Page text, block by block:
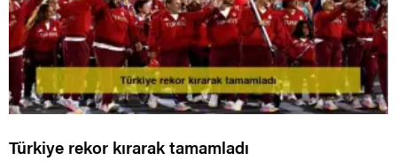
Türkiye rekor kırarak tamamladı